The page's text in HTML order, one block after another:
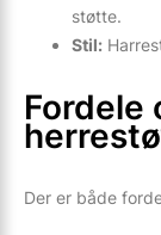
støtte.
Stil:
Fordele
Der er både